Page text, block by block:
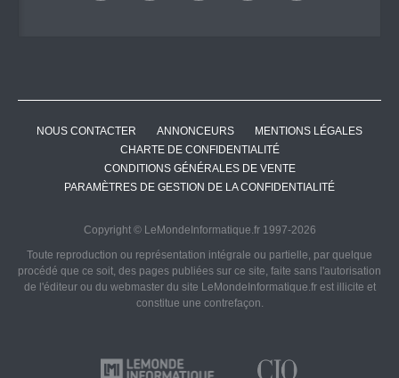
NOUS CONTACTER ANNONCEURS
MENTIONS LÉGALES
CHARTE DE CONFIDENTIALITÉ
CONDITIONS GÉNÉRALES DE VENTE
PARAMÈTRES DE GESTION DE LA CONFIDENTIALITÉ
Copyright © LeMondeInformatique.fr 1997-2026
Toute reproduction ou représentation intégrale ou partielle, par quelque
procédé que ce soit, des pages publiées sur ce site, faite sans l'autorisation
de l'éditeur ou du webmaster du site LeMondeInformatique.fr est illicite et
constitue une contrefaçon.